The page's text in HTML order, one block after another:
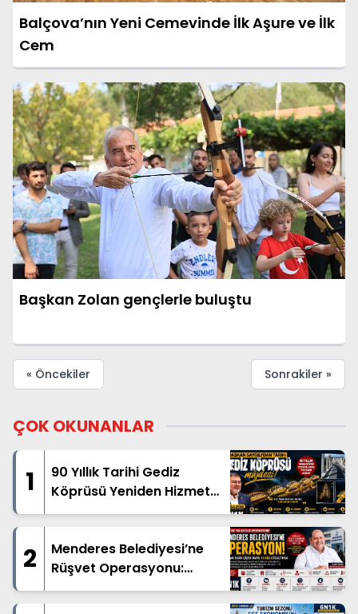
Balçova’nın Yeni Cemevinde İlk Aşure ve İlk
Cem
Başkan Zolan gençlerle buluştu
« Öncekiler Sonrakiler »
ÇOK OKUNANLAR
1
90 Yıllık Tarihi Gediz
Köprüsü Yeniden Hizmete
Açıldı
2
Menderes Belediyesi’ne
Rüşvet Operasyonu:
Başkan İlkay Çiçek Dahil